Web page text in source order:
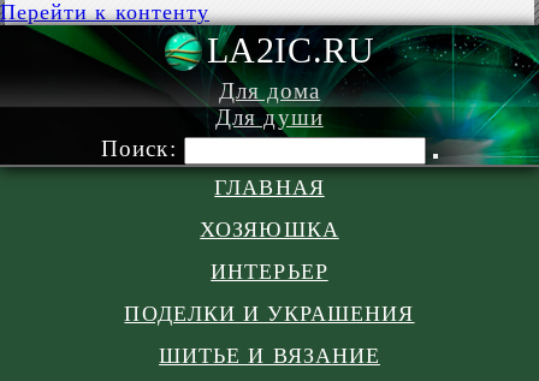
Перейти к контенту
LA2IC.RU
Для дома
Для души
Поиск:
ГЛАВНАЯ
ХОЗЯЮШКА
ИНТЕРЬЕР
ПОДЕЛКИ И УКРАШЕНИЯ
ШИТЬЕ И ВЯЗАНИЕ